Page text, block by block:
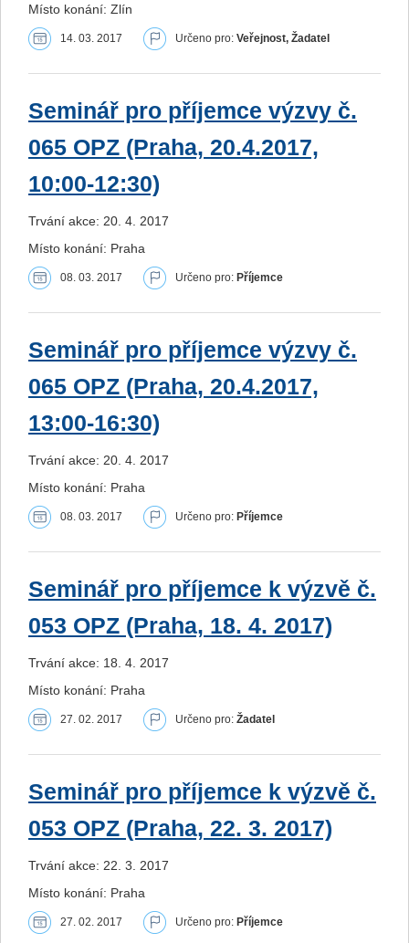
Místo konání: Zlín
14. 03. 2017 Určeno pro: Veřejnost, Žadatel
Seminář pro příjemce výzvy č.
065 OPZ (Praha, 20.4.2017,
10:00-12:30)
Trvání akce: 20. 4. 2017
Místo konání: Praha
08. 03. 2017 Určeno pro: Příjemce
Seminář pro příjemce výzvy č.
065 OPZ (Praha, 20.4.2017,
13:00-16:30)
Trvání akce: 20. 4. 2017
Místo konání: Praha
08. 03. 2017 Určeno pro: Příjemce
Seminář pro příjemce k výzvě č.
053 OPZ (Praha, 18. 4. 2017)
Trvání akce: 18. 4. 2017
Místo konání: Praha
27. 02. 2017 Určeno pro: Žadatel
Seminář pro příjemce k výzvě č.
053 OPZ (Praha, 22. 3. 2017)
Trvání akce: 22. 3. 2017
Místo konání: Praha
27. 02. 2017 Určeno pro: Příjemce